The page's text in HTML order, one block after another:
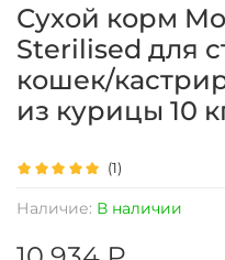
(1)
Наличие: В наличии
Сухой корм
Sterilised для
кошек/
из курицы 10